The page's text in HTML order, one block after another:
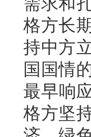
格方长
持中方
国国情
最早响
格方坚